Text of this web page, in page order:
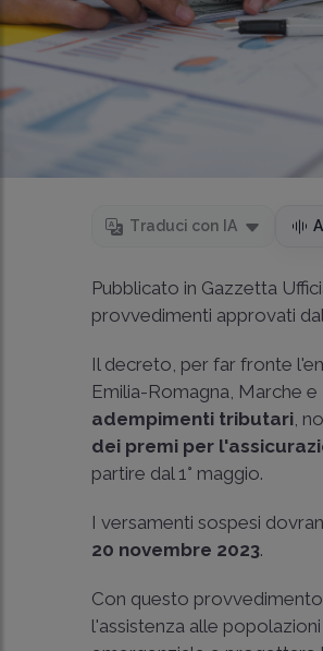
Traduci con IA
Pubblicato in Gazzetta
provvedimenti approvati
Il decreto, per far fronte
Emilia-Romagna, Marche
adempimenti tributari,
dei premi per
partire dal 1° maggio.
I versamenti sospesi
20 novembre 2023.
Con questo
l'assistenza alle